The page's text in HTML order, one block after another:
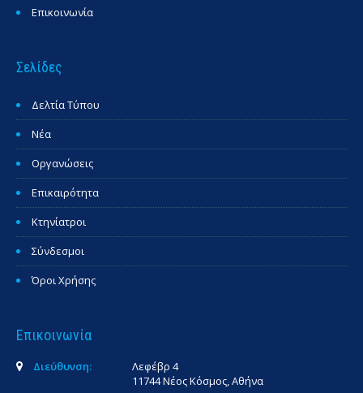
Επικοινωνία
Σελίδες
Δελτία Τύπου
Νέα
Οργανώσεις
Επικαιρότητα
Κτηνίατροι
Σύνδεσμοι
Όροι Χρήσης
Επικοινωνία
Διεύθυνση:
Λεφέβρ 4
11744 Νέος Κόσμος, Αθήνα